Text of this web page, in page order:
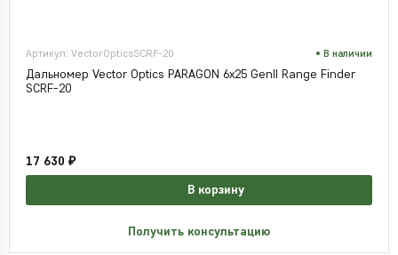
Артикул: VectorOpticsSCRF-20 В наличии
Дальномер Vector Optics PARAGON 6x25 GenII Range Finder
SCRF-20
17 630 ₽
В корзину
Получить консультацию